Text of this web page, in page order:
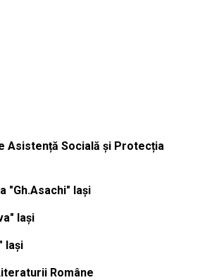
Asistență Socială și Protecția
"Gh.Asachi" Iași
Iași
Iași
Române